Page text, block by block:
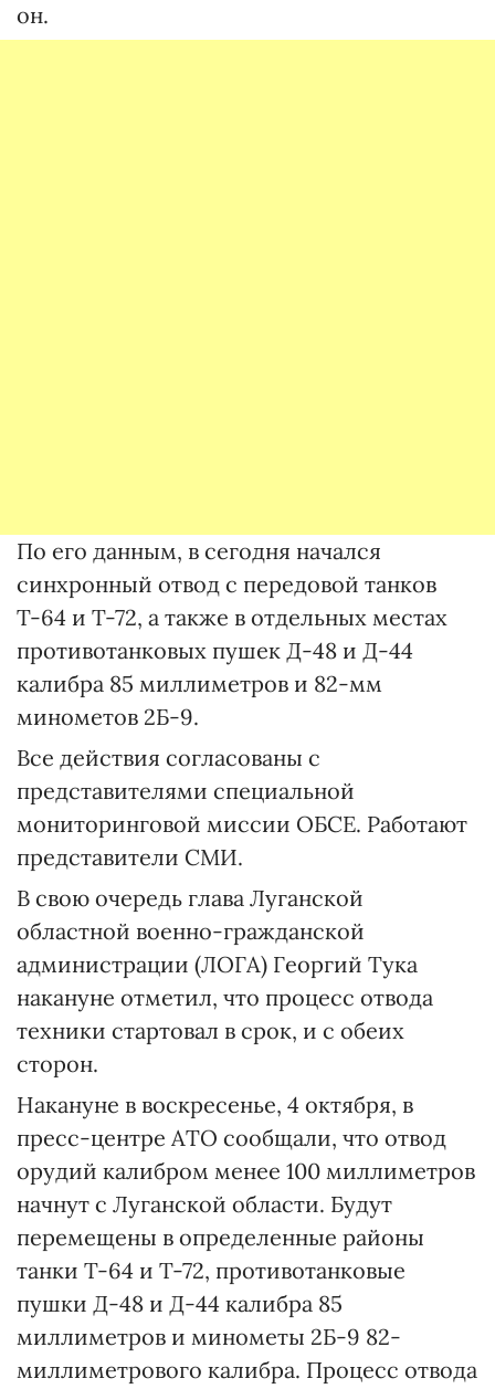
он.
По его данным, в сегодня начался
синхронный отвод с передовой танков
Т-64 и Т-72, а также в отдельных местах
противотанковых пушек Д-48 и Д-44
калибра 85 миллиметров и 82-мм
минометов 2Б-9.
Все действия согласованы с
представителями специальной
мониторинговой миссии ОБСЕ. Работают
представители СМИ.
В свою очередь глава Луганской
областной военно-гражданской
администрации (ЛОГА) Георгий Тука
накануне отметил, что процесс отвода
техники стартовал в срок, и с обеих
сторон.
Накануне в воскресенье, 4 октября, в
пресс-центре АТО сообщали, что отвод
орудий калибром менее 100 миллиметров
начнут с Луганской области. Будут
перемещены в определенные районы
танки Т-64 и Т-72, противотанковые
пушки Д-48 и Д-44 калибра 85
миллиметров и минометы 2Б-9 82-
миллиметрового калибра. Процесс отвода